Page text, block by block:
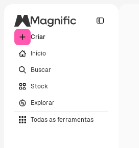
Criar
Início
Buscar
Stock
Explorar
Todas as ferramentas